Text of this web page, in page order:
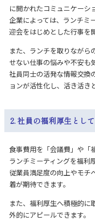
に開かれたコミュニケーシ
企業によっては、ランチミ
迎会をはじめとした行事を
また、ランチを取りながら
せない仕事の悩みや不安も
社員同士の活発な情報交換
ョンが活性化し、活き活き
2. 社員の福利厚生とし
食事費用を「会議費」や「
ランチミーティングを福利
従業員満足度の向上やモチ
着が期待できます。
また、福利厚生へ積極的に
外的にアピールできます。